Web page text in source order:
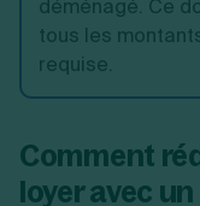
déménagé. Ce
tous les
requise.
Comment
loyer avec